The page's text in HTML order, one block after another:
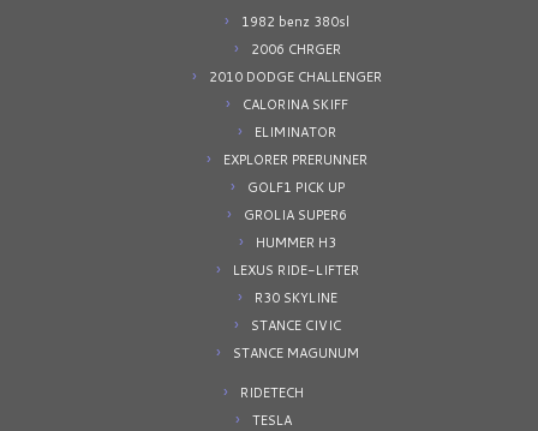
1982 benz 380sl
2006 CHRGER
2010 DODGE CHALLENGER
CALORINA SKIFF
ELIMINATOR
EXPLORER PRERUNNER
GOLF1 PICK UP
GROLIA SUPER6
HUMMER H3
LEXUS RIDE-LIFTER
R30 SKYLINE
STANCE CIVIC
STANCE MAGUNUM
RIDETECH
TESLA